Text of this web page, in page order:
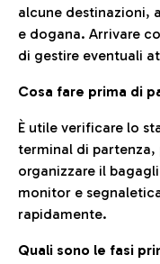
alcune destinazioni,
e dogana. Arrivare
di gestire eventuali
Cosa fare prima di
È utile verificare lo
terminal di partenza,
organizzare il
monitor e
rapidamente.
Quali sono le fasi